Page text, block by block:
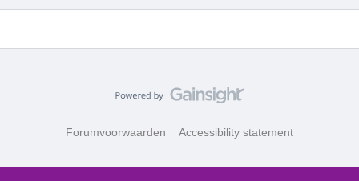
Forumvoorwaarden Accessibility statement